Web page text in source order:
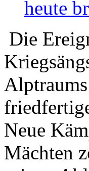
heute
Die
Neue
Mächten